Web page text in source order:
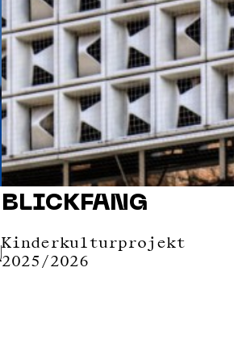
BLICKFANG
Kinderkulturprojekt
2025/2026